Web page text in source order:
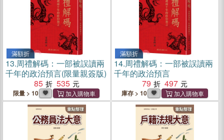
滿額折
13.周禮解碼：一部被誤讀兩
千年的政治預言(限量親簽版)
85
535
限量 > 10
滿額折
14.周禮解碼：一部被誤讀兩
千年的政治預言
79
497
庫存 > 10